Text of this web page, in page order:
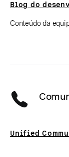
Blog do
Conteúdo da
Unified